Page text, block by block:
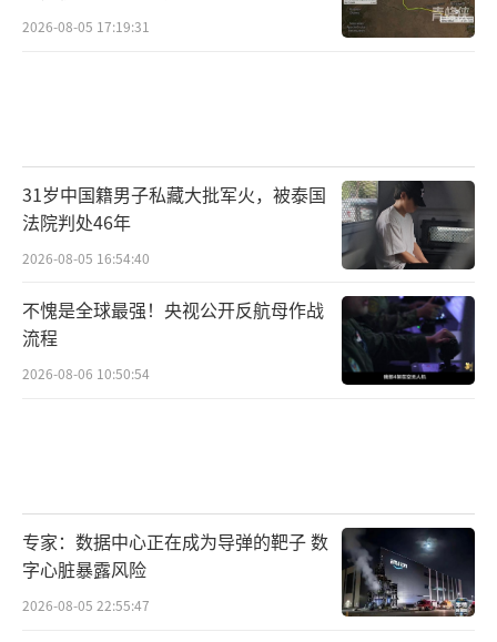
2026-08-05 17:19:31
31岁中国籍男子私藏大批军火，被泰国
法院判处46年
2026-08-05 16:54:40
不愧是全球最强！央视公开反航母作战
流程
2026-08-06 10:50:54
专家：数据中心正在成为导弹的靶子 数
字心脏暴露风险
2026-08-05 22:55:47